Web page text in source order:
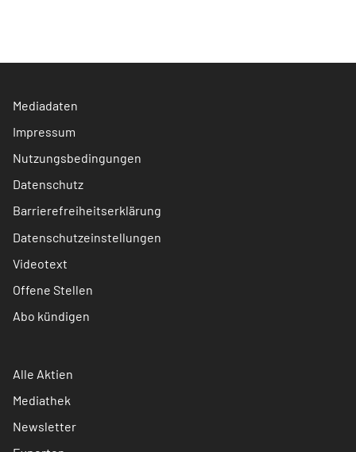
Mediadaten
Impressum
Nutzungsbedingungen
Datenschutz
Barrierefreiheitserklärung
Datenschutzeinstellungen
Videotext
Offene Stellen
Abo kündigen
Alle Aktien
Mediathek
Newsletter